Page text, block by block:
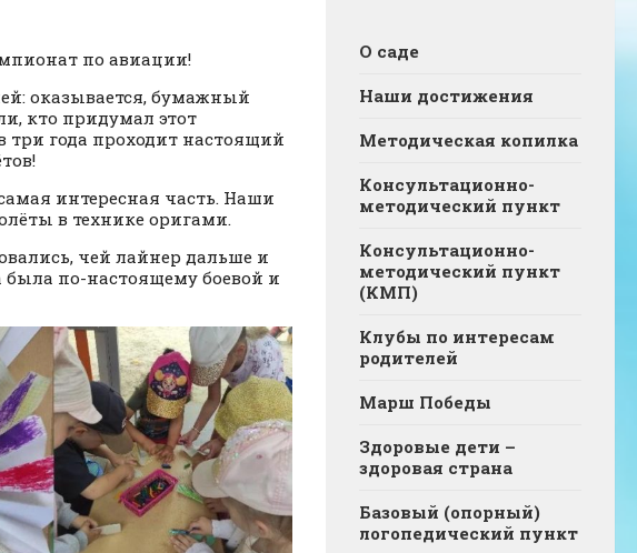
по авиации!
оказывается, бумажный
кто придумал этот
три года проходит настоящий
интересная часть. Наши
в технике оригами.
чей лайнер дальше и
была по-настоящему боевой и
О саде
Наши достижения
Методическая копилка
Консультационно-
методический пункт
Консультационно-
методический пункт
(КМП)
Клубы по интересам
родителей
Марш Победы
Здоровые дети –
здоровая страна
Базовый (опорный)
логопедический пункт